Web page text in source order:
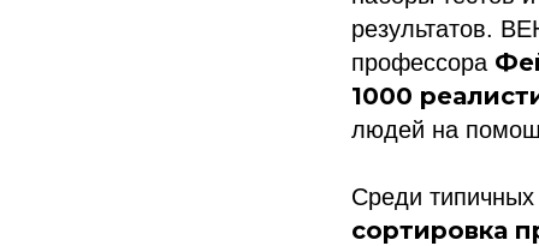
результатов.
профессора
1000
людей на
Среди
сортировка